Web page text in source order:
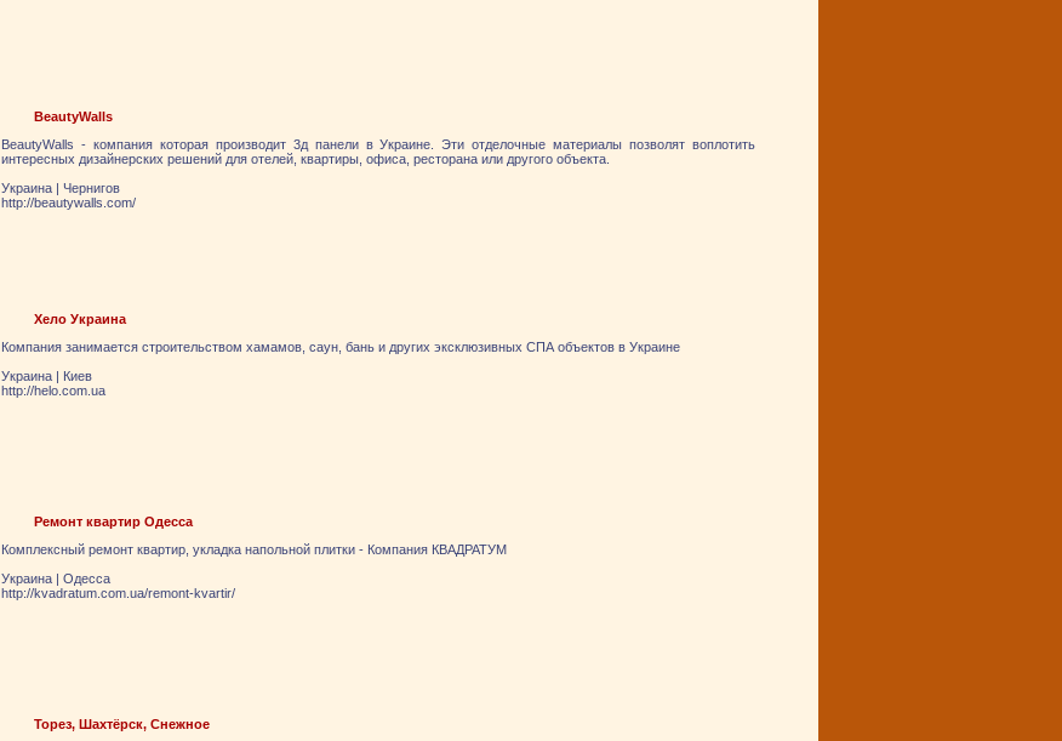
BeautyWalls
BeautyWalls - компания которая производит 3д панели в Украине. Эти отделочные материалы позволят воплотить
интересных дизайнерских решений для отелей, квартиры, офиса, ресторана или другого объекта.
Украина | Чернигов
http://beautywalls.com/
Хело Украина
Компания занимается строительством хамамов, саун, бань и других эксклюзивных СПА объектов в Украине
Украина | Киев
http://helo.com.ua
Ремонт квартир Одесса
Комплексный ремонт квартир, укладка напольной плитки - Компания КВАДРАТУМ
Украина | Одесса
http://kvadratum.com.ua/remont-kvartir/
Торез, Шахтёрск, Снежное